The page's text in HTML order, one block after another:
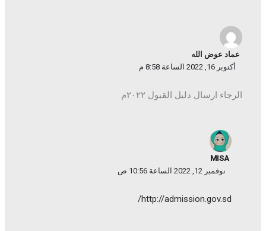
عماد عوض الله
أكتوبر 16, 2022 الساعة 8:58 م
الرجاء ارسال دليل القبول ٢٠٢٢م
MISA
نوفمبر 12, 2022 الساعة 10:56 ص
http://admission.gov.sd/